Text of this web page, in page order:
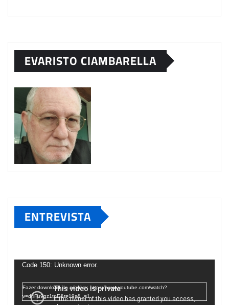
EVARISTO CIAMBARELLA
ENTREVISTA
deCode 150: Unknown error.
Fazer download do arquivo: https://www.youtube.com/watch?
v=d4Fu9gz1tqE&t=19s&_=1